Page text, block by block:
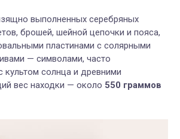
выполненных серебряных
брошей, шейной цепочки и пояса,
пластинами с солярными
— символами, часто
культом солнца и древними
вес находки — около 550 граммов